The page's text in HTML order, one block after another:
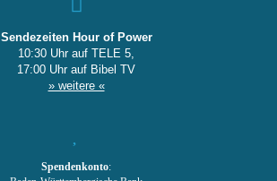
Sendezeiten Hour of Power
10:30 Uhr auf TELE 5,
17:00 Uhr auf Bibel TV
» weitere «
Spendenkonto: